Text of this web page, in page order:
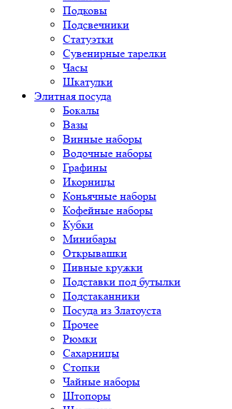
Подковы
Подсвечники
Статуэтки
Сувенирные тарелки
Часы
Шкатулки
Элитная посуда
Бокалы
Вазы
Винные наборы
Водочные наборы
Графины
Икорницы
Коньячные наборы
Кофейные наборы
Кубки
Минибары
Открывашки
Пивные кружки
Подставки под бутылки
Подстаканники
Посуда из Златоуста
Прочее
Рюмки
Сахарницы
Стопки
Чайные наборы
Штопоры